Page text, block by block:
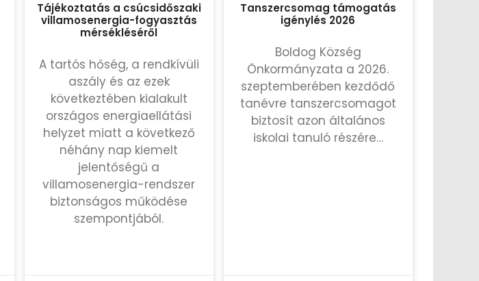
Tájékoztatás a csúcsidőszaki
villamosenergia-fogyasztás
mérsékléséről
A tartós hőség, a rendkívüli
aszály és az ezek
következtében kialakult
országos energiaellátási
helyzet miatt a következő
néhány nap kiemelt
jelentőségű a
villamosenergia-rendszer
biztonságos működése
szempontjából.
Tanszercsomag támogatás
igénylés 2026
Boldog Község
Önkormányzata a 2026.
szeptemberében kezdődő
tanévre tanszercsomagot
biztosít azon általános
iskolai tanuló részére…